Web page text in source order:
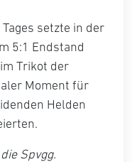
setzte in der
5:1 Endstand
Trikot der
Moment für
Helden
Spvgg.